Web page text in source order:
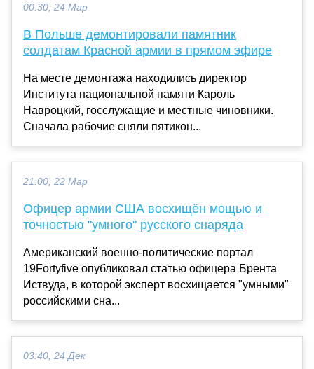
00:30, 24 Мар
В Польше демонтировали памятник
солдатам Красной армии в прямом эфире
На месте демонтажа находились директор
Института национальной памяти Кароль
Навроцкий, госслужащие и местные чиновники.
Сначала рабочие сняли пятикон...
21:00, 22 Мар
Офицер армии США восхищён мощью и
точностью "умного" русского снаряда
Американский военно-политические портал
19Fortyfive опубликовал статью офицера Брента
Иствуда, в которой эксперт восхищается "умными"
российскими сна...
03:40, 24 Дек